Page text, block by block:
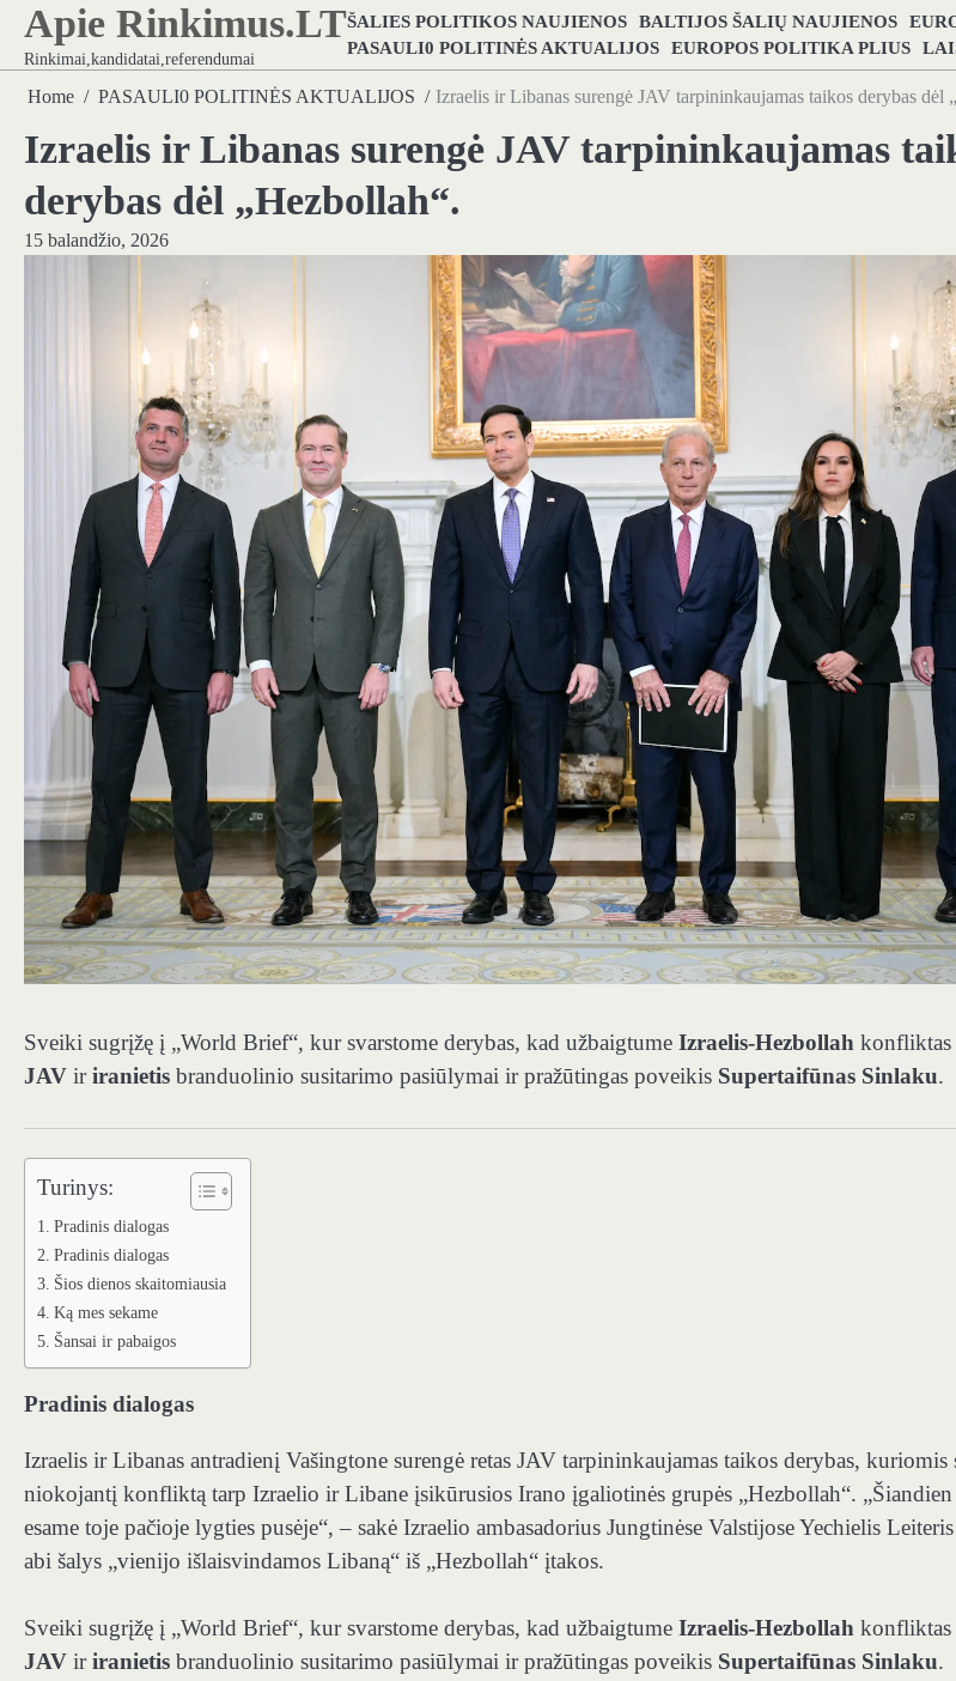
Skip
content
Apie Rinkimus.LT
Rinkimai,kandidatai,referendumai
ŠALIES POLITIKOS NAUJIENOS BALTIJOS ŠALIŲ NAUJIENOS
PASAULI0 POLITINĖS AKTUALIJOS EUROPOS POLITIKA PLIUS
Home PASAULI0 POLITINĖS AKTUALIJOS Izraelis ir Libanas surengė JAV tarpininkaujamas taikos derybas dėl
Izraelis ir Libanas surengė JAV tarpininkaujamas
derybas dėl „Hezbollah“.
15 balandžio, 2026
Sveiki sugrįžę į „World Brief“, kur svarstome derybas, kad užbaigtume Izraelis-Hezbollah
JAV iriranietis branduolinio susitarimo pasiūlymai ir pražūtingas poveikis Supertaifūnas Sinlaku.
Turinys:
Pradinis dialogas
Pradinis dialogas
Šios dienos skaitomiausia
Ką mes sekame
Šansai ir pabaigos
Pradinis dialogas
Izraelis ir Libanas antradienį Vašingtone surengė retas JAV tarpininkaujamas taikos derybas, kuriomis
niokojantį konfliktą tarp Izraelio ir Libane įsikūrusios Irano įgaliotinės grupės „Hezbollah“. „Šiandien
esame toje pačioje lygties pusėje“, – sakė Izraelio ambasadorius Jungtinėse Valstijose Yechielis
abi šalys „vienijo išlaisvindamos Libaną“ iš „Hezbollah“ įtakos.
Sveiki sugrįžę į „World Brief“, kur svarstome derybas, kad užbaigtume Izraelis-Hezbollah
JAV iriranietis branduolinio susitarimo pasiūlymai ir pražūtingas poveikis Supertaifūnas Sinlaku.